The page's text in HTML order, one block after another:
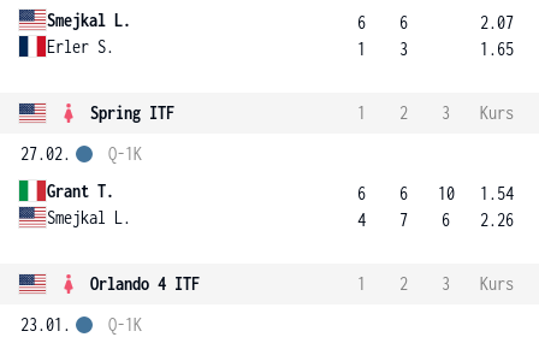
Smejkal L.
Erler S.
6
1
6
3
2.07
1.65
Spring ITF 1 2 3
Kurs
27.02.
Grant T.
Smejkal L.
Q-1K
6
4
6
7
10
6
1.54
2.26
Orlando 4 ITF 1 2 3
Kurs
23.01.
Q-1K